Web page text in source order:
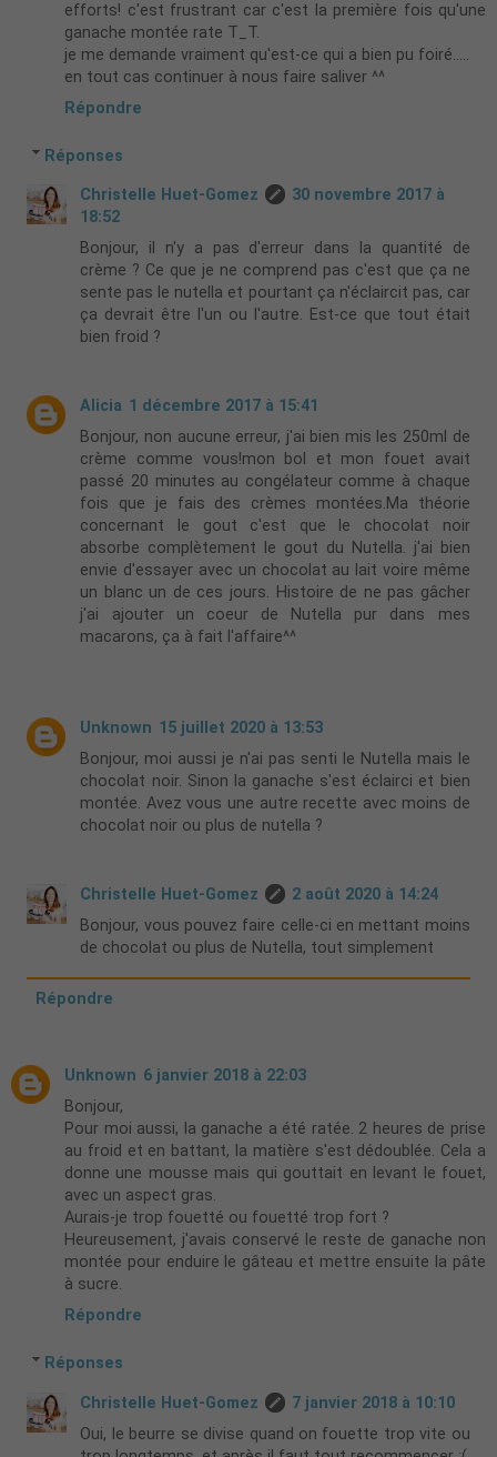
efforts! c'est frustrant car c'est la première fois qu'une
ganache montée rate T_T.
je me demande vraiment qu'est-ce qui a bien pu foiré.....
en tout cas continuer à nous faire saliver ^^
Répondre
Réponses
Christelle Huet-Gomez
30 novembre 2017 à
18:52
Bonjour, il n'y a pas d'erreur dans la quantité de
crème ? Ce que je ne comprend pas c'est que ça ne
sente pas le nutella et pourtant ça n'éclaircit pas, car
ça devrait être l'un ou l'autre. Est-ce que tout était
bien froid ?
Alicia 1 décembre 2017 à 15:41
Bonjour, non aucune erreur, j'ai bien mis les 250ml de
crème comme vous!mon bol et mon fouet avait
passé 20 minutes au congélateur comme à chaque
fois que je fais des crèmes montées.Ma théorie
concernant le gout c'est que le chocolat noir
absorbe complètement le gout du Nutella. j'ai bien
envie d'essayer avec un chocolat au lait voire même
un blanc un de ces jours. Histoire de ne pas gâcher
j'ai ajouter un coeur de Nutella pur dans mes
macarons, ça à fait l'affaire^^
Unknown 15 juillet 2020 à 13:53
Bonjour, moi aussi je n'ai pas senti le Nutella mais le
chocolat noir. Sinon la ganache s'est éclairci et bien
montée. Avez vous une autre recette avec moins de
chocolat noir ou plus de nutella ?
Christelle Huet-Gomez
2 août 2020 à 14:24
Bonjour, vous pouvez faire celle-ci en mettant moins
de chocolat ou plus de Nutella, tout simplement
Répondre
Unknown 6 janvier 2018 à 22:03
Bonjour,
Pour moi aussi, la ganache a été ratée. 2 heures de prise
au froid et en battant, la matière s'est dédoublée. Cela a
donne une mousse mais qui gouttait en levant le fouet,
avec un aspect gras.
Aurais-je trop fouetté ou fouetté trop fort ?
Heureusement, j'avais conservé le reste de ganache non
montée pour enduire le gâteau et mettre ensuite la pâte
à sucre.
Répondre
Réponses
Christelle Huet-Gomez
7 janvier 2018 à 10:10
Oui, le beurre se divise quand on fouette trop vite ou